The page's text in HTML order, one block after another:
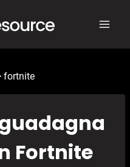
fortnite
Fortnite